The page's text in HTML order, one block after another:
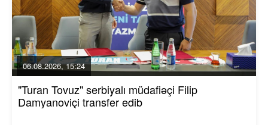
06.08.2026, 15:24
"Turan Tovuz" serbiyalı müdafiəçi Filip
Damyanoviçi transfer edib